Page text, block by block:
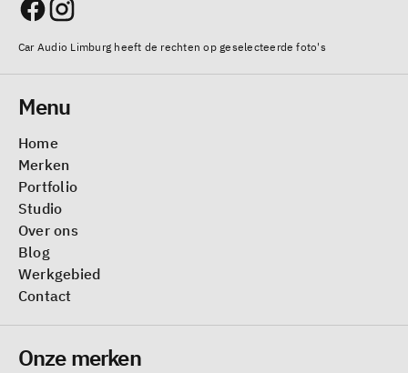
Car Audio Limburg heeft de rechten op geselecteerde foto's
Menu
Home
Merken
Portfolio
Studio
Over ons
Blog
Werkgebied
Contact
Onze merken